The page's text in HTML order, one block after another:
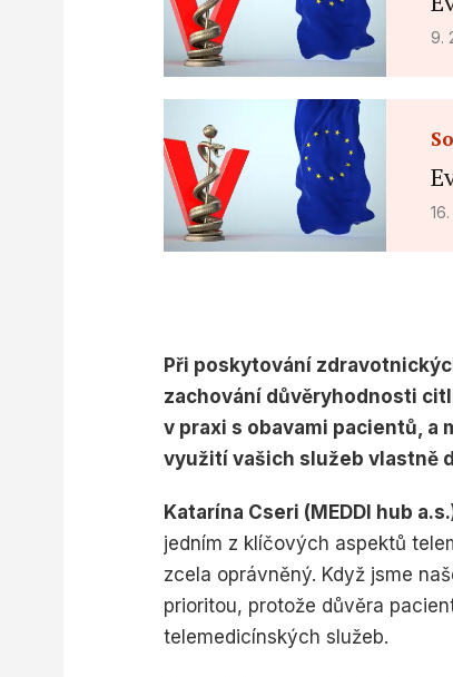
9.
Při poskytování
zachování důvěryhodnosti
v praxi s obavami pacientů, a
využití vašich služeb vlastně
Katarína Cseri (MEDDI hub
jedním z klíčových aspektů
zcela oprávněný. Když jsme
prioritou, protože důvěra
telemedicínských služeb.
Measure content performance
Understand audiences through statistics or
Develop and improve services
Use limited data to select content
Use precise geolocation data